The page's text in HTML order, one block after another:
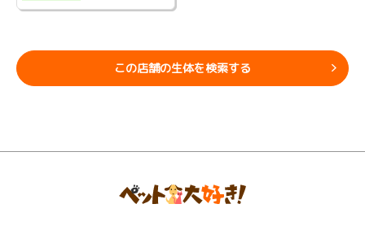
この店舗の生体を検索する